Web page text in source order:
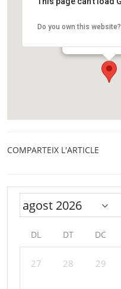
Institut
Carrer del Carme,
Do you own this website?
COMPARTEIX L'ARTICLE
DL DT DC
27 28 29